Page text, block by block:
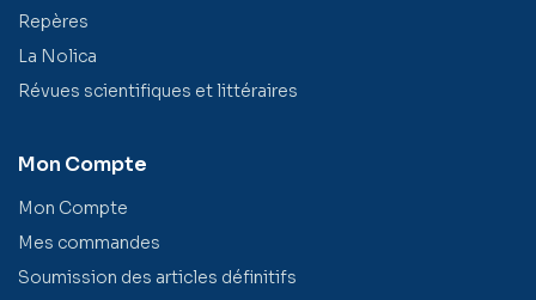
Repères
La Nolica
Révues scientifiques et littéraires
Mon Compte
Mon Compte
Mes commandes
Soumission des articles définitifs